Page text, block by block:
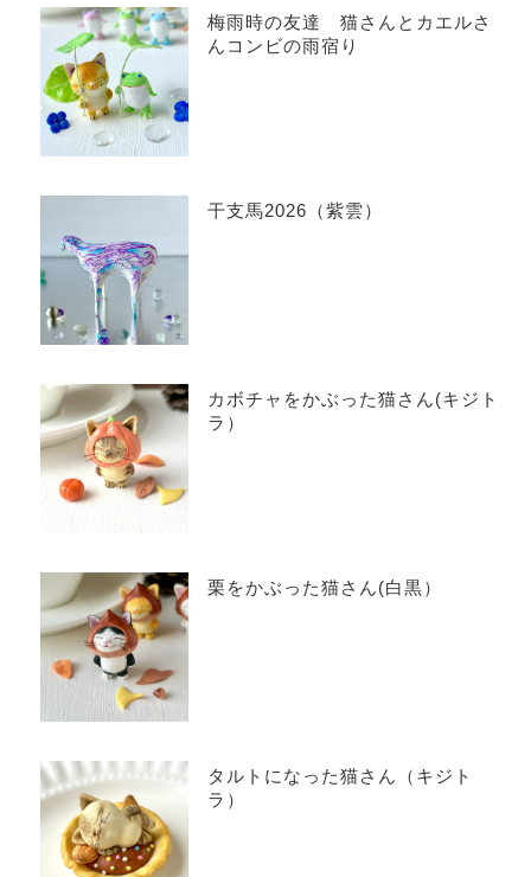
梅雨時の友達 猫さんとカエルさ
んコンビの雨宿り
干支馬2026（紫雲）
カボチャをかぶった猫さん(キジト
ラ）
栗をかぶった猫さん(白黒）
タルトになった猫さん（キジト
ラ）